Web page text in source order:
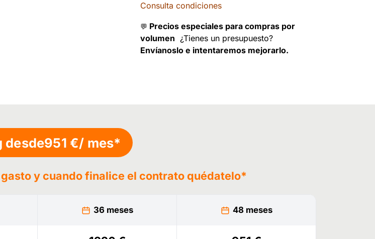
Consulta condiciones
💬 Precios especiales para compras por
volumen ¿Tienes un presupuesto?
Envíanoslo e intentaremos mejorarlo.
desde951 €/ mes*
y cuando finalice el contratoquédatelo*
36 meses 48 meses